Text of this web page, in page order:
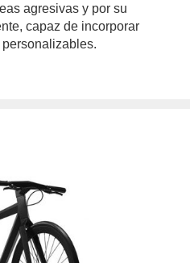
agresivas y por su
capaz de incorporar
author/jordi-